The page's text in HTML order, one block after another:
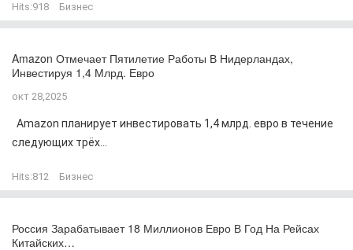
Hits:918 Бизнес
Amazon Отмечает Пятилетие Работы В Нидерландах,
Инвестируя 1,4 Млрд. Евро
окт 28,2025
Amazon планирует инвестировать 1,4 млрд. евро в течение
следующих трёх...
Hits:812 Бизнес
Россия Зарабатывает 18 Миллионов Евро В Год На Рейсах
Китайских…